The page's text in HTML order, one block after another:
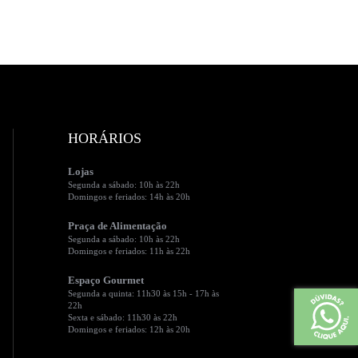
HORÁRIOS
Lojas
Segunda a sábado: 10h às 22h
Domingos e feriados: 14h às 20h
Praça de Alimentação
Segunda a sábado: 10h às 22h
Domingos e feriados: 11h às 22h
Espaço Gourmet
Segunda a quinta: 11h30 às 15h - 17h às
22h
Sexta e sábado: 11h30 às 22h
Domingos e feriados: 12h às 20h